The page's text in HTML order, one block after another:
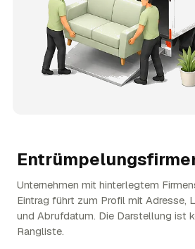
Unternehmen mit hinterlegtem
Eintrag führt zum Profil mit Adresse,
und Abrufdatum. Die Darstellung ist
Rangliste.